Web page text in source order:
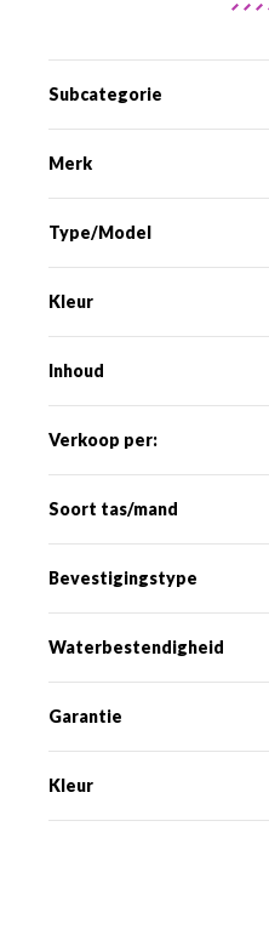
Subcategorie
Merk
Type/Model
Kleur
Inhoud
Verkoop per:
Soort tas/mand
Bevestigingstype
Waterbestendigheid
Garantie
Kleur